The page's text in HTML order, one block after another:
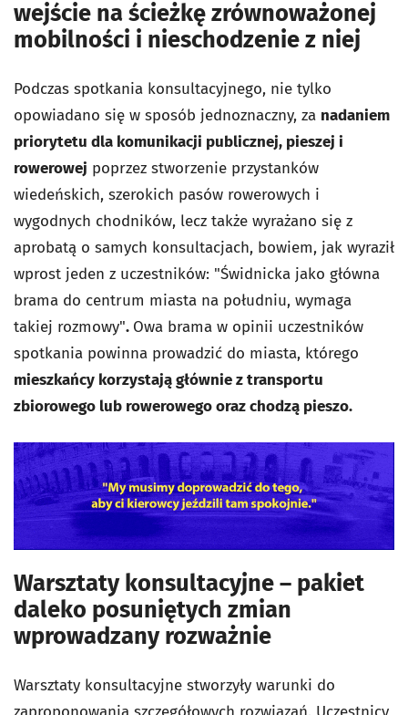
wejście na ścieżkę zrównoważonej
mobilności i nieschodzenie z niej
Podczas spotkania konsultacyjnego, nie tylko
opowiadano się w sposób jednoznaczny, za nadaniem
priorytetu dla komunikacji publicznej, pieszej i
rowerowej poprzez stworzenie przystanków
wiedeńskich, szerokich pasów rowerowych i
wygodnych chodników, lecz także wyrażano się z
aprobatą o samych konsultacjach, bowiem, jak wyraził
wprost jeden z uczestników: "Świdnicka jako główna
brama do centrum miasta na południu, wymaga
takiej rozmowy". Owa brama w opinii uczestników
spotkania powinna prowadzić do miasta, którego
mieszkańcy korzystają głównie z transportu
zbiorowego lub rowerowego oraz chodzą pieszo.
Warsztaty konsultacyjne – pakiet
daleko posuniętych zmian
wprowadzany rozważnie
Warsztaty konsultacyjne stworzyły warunki do